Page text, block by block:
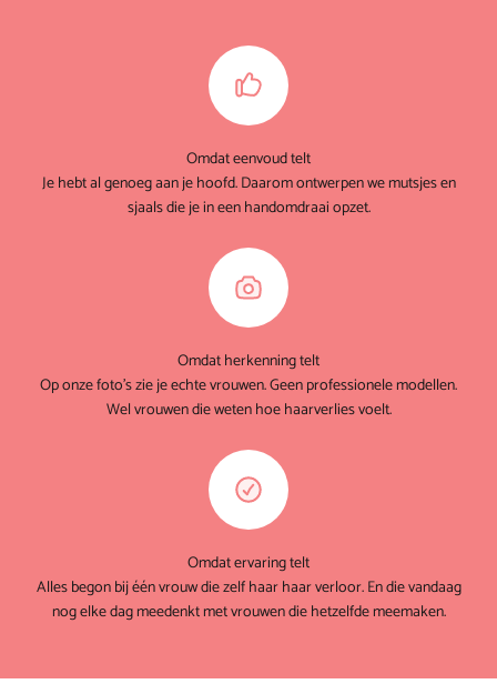
Omdat eenvoud telt
Je hebt al genoeg aan je hoofd. Daarom ontwerpen we mutsjes en
sjaals die je in een handomdraai opzet.
Omdat herkenning telt
Op onze foto's zie je echte vrouwen. Geen professionele modellen.
Wel vrouwen die weten hoe haarverlies voelt.
Omdat ervaring telt
Alles begon bij één vrouw die zelf haar haar verloor. En die vandaag
nog elke dag meedenkt met vrouwen die hetzelfde meemaken.